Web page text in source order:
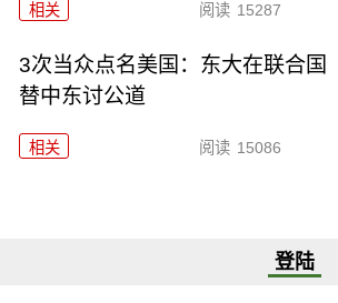
相关 阅读 15287
3次当众点名美国：东大在联合国
替中东讨公道
相关 阅读 15086
登陆